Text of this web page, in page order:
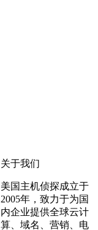
关于我们
美国主机侦探成立于
2005年，致力于为国
内企业提供全球云计
算、域名、营销、电